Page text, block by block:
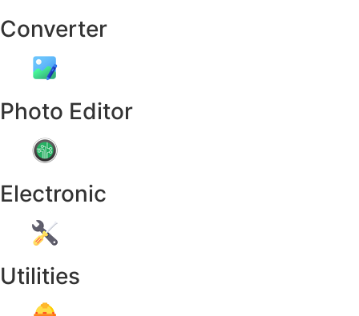
Converter
Photo Editor
Electronic
Utilities